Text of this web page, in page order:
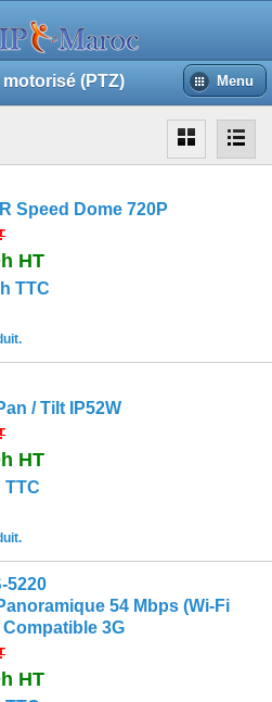
(PTZ) Menu
Speed Dome 720P
HT
TTC
/ Tilt IP52W
HT
TTC
5220
54 Mbps (Wi-Fi
3G
HT